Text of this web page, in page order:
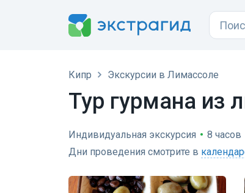
Кипр Экскурсии в Лимассоле
Тур гурмана из
Индивидуальная экскурсия • 8 часов
Дни проведения смотрите в